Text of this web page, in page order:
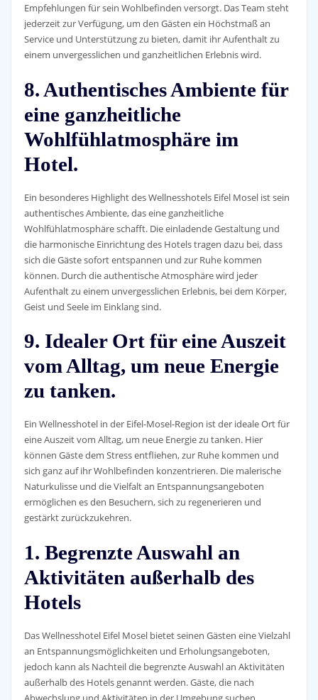
Empfehlungen für sein Wohlbefinden versorgt. Das Team steht
jederzeit zur Verfügung, um den Gästen ein Höchstmaß an
Service und Unterstützung zu bieten, damit ihr Aufenthalt zu
einem unvergesslichen und ganzheitlichen Erlebnis wird.
8. Authentisches Ambiente für
eine ganzheitliche
Wohlfühlatmosphäre im
Hotel.
Ein besonderes Highlight des Wellnesshotels Eifel Mosel ist sein
authentisches Ambiente, das eine ganzheitliche
Wohlfühlatmosphäre schafft. Die einladende Gestaltung und
die harmonische Einrichtung des Hotels tragen dazu bei, dass
sich die Gäste sofort entspannen und zur Ruhe kommen
können. Durch die authentische Atmosphäre wird jeder
Aufenthalt zu einem unvergesslichen Erlebnis, bei dem Körper,
Geist und Seele im Einklang sind.
9. Idealer Ort für eine Auszeit
vom Alltag, um neue Energie
zu tanken.
Ein Wellnesshotel in der Eifel-Mosel-Region ist der ideale Ort für
eine Auszeit vom Alltag, um neue Energie zu tanken. Hier
können Gäste dem Stress entfliehen, zur Ruhe kommen und
sich ganz auf ihr Wohlbefinden konzentrieren. Die malerische
Naturkulisse und die Vielfalt an Entspannungsangeboten
ermöglichen es den Besuchern, sich zu regenerieren und
gestärkt zurückzukehren.
1. Begrenzte Auswahl an
Aktivitäten außerhalb des
Hotels
Das Wellnesshotel Eifel Mosel bietet seinen Gästen eine Vielzahl
an Entspannungsmöglichkeiten und Erholungsangeboten,
jedoch kann als Nachteil die begrenzte Auswahl an Aktivitäten
außerhalb des Hotels genannt werden. Gäste, die nach